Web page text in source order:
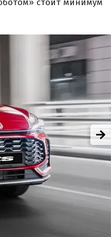
стоит минимум